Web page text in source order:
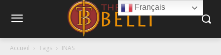
Accueil Tags INAS
Français